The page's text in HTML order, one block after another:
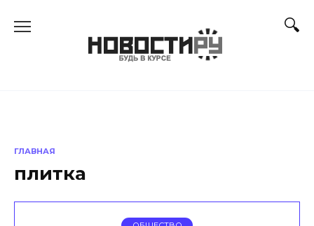
ГЛАВНАЯ
плитка